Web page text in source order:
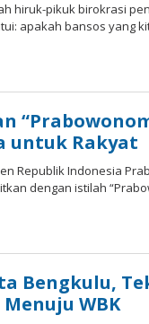
hiruk-pikuk birokrasi
apakah bansos yang
untuk Rakyat
Republik Indonesia
dengan istilah
Bengkulu,
WBK